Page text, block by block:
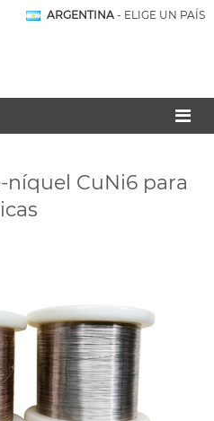
ARGENTINA - ELIGE UN PAÍS
níquel CuNi6 para